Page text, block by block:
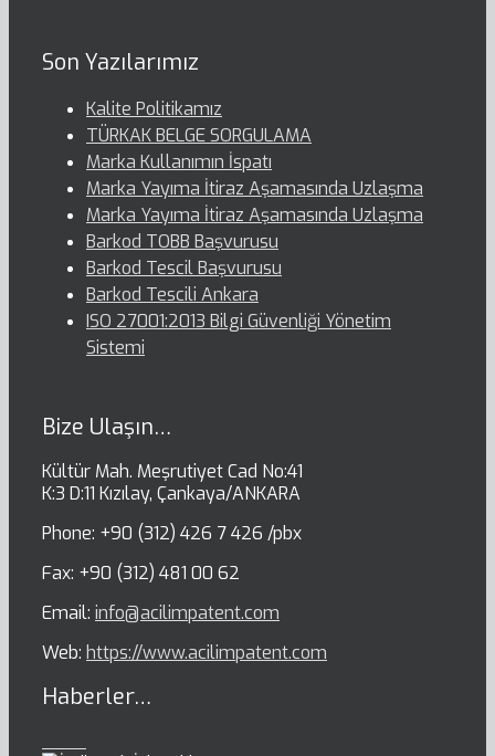
Son Yazılarımız
Kalite Politikamız
TÜRKAK BELGE SORGULAMA
Marka Kullanımın İspatı
Marka Yayıma İtiraz Aşamasında Uzlaşma
Marka Yayıma İtiraz Aşamasında Uzlaşma
Barkod TOBB Başvurusu
Barkod Tescil Başvurusu
Barkod Tescili Ankara
ISO 27001:2013 Bilgi Güvenliği Yönetim
Sistemi
Bize Ulaşın…
Kültür Mah. Meşrutiyet Cad No:41
K:3 D:11 Kızılay, Çankaya/ANKARA
Phone: +90 (312) 426 7 426 /pbx
Fax: +90 (312) 481 00 62
Email: info@acilimpatent.com
Web: https://www.acilimpatent.com
Haberler…